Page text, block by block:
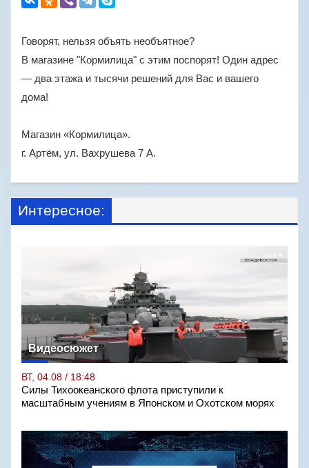
Говорят, нельзя объять необъятное?
В магазине "Кормилица" с этим поспорят! Один адрес
— два этажа и тысячи решений для Вас и вашего
дома!
Магазин «Кормилица».
г. Артём, ул. Вахрушева 7 А.
Интересное:
Видеосюжет
ВТ, 04.08 / 18:48
Силы Тихоокеанского флота приступили к
масштабным учениям в Японском и Охотском морях